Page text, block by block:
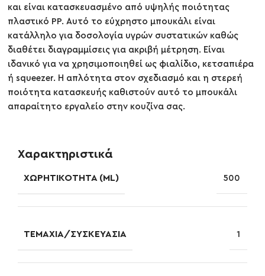
και είναι κατασκευασμένο από υψηλής ποιότητας
πλαστικό PP. Αυτό το εύχρηστο μπουκάλι είναι
κατάλληλο για δοσολογία υγρών συστατικών καθώς
διαθέτει διαγραμμίσεις για ακριβή μέτρηση. Είναι
ιδανικό για να χρησιμοποιηθεί ως φιαλίδιο, κετσαπιέρα
ή squeezer. Η απλότητα στον σχεδιασμό και η στερεή
ποιότητα κατασκευής καθιστούν αυτό το μπουκάλι
απαραίτητο εργαλείο στην κουζίνα σας.
Χαρακτηριστικά
ΧΩΡΗΤΙΚΌΤΗΤΑ (ML) 500
ΤΕΜΆΧΙΑ/ΣΥΣΚΕΥΑΣΊΑ 1